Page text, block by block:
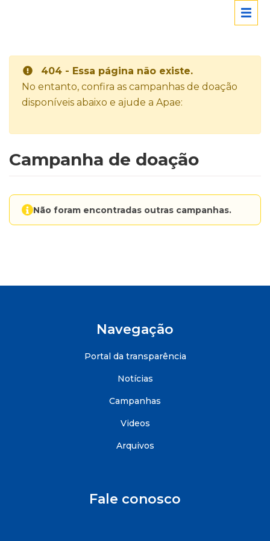
404 - Essa página não existe.
No entanto, confira as campanhas de doação
disponíveis abaixo e ajude a Apae:
Campanha de doação
Não foram encontradas outras campanhas.
Navegação
Portal da transparência
Notícias
Campanhas
Videos
Arquivos
Fale conosco